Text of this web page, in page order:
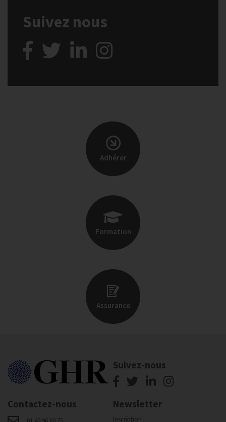
Suivez nous
Adhérer
Formation
Assurance
Suivez-nous
Contactez-nous Newsletter
Inscription